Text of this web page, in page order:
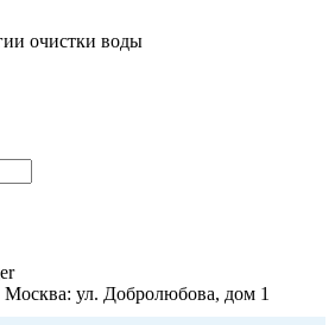
очистки воды
Москва: ул. Добролюбова, дом 1